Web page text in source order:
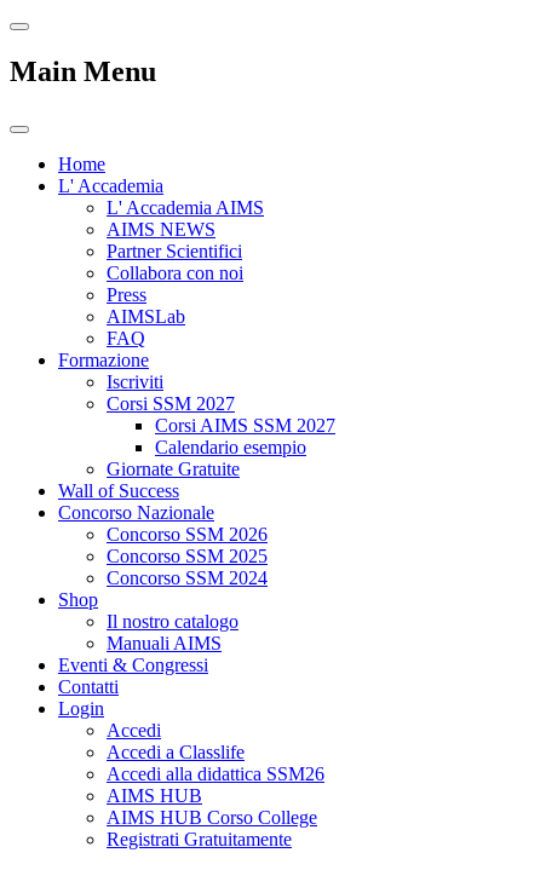
Main Menu
Home
L' Accademia
L' Accademia AIMS
AIMS NEWS
Partner Scientifici
Collabora con noi
Press
AIMSLab
FAQ
Formazione
Iscriviti
Corsi SSM 2027
Corsi AIMS SSM 2027
Calendario esempio
Giornate Gratuite
Wall of Success
Concorso Nazionale
Concorso SSM 2026
Concorso SSM 2025
Concorso SSM 2024
Shop
Il nostro catalogo
Manuali AIMS
Eventi & Congressi
Contatti
Login
Accedi
Accedi a Classlife
Accedi alla didattica SSM26
AIMS HUB
AIMS HUB Corso College
Registrati Gratuitamente